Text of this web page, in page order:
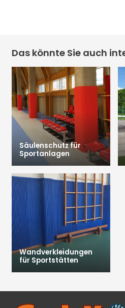
Das könnte Sie auch
Säulenschutz für
Sportanlagen
Wandverkleidungen
für Sportstätten